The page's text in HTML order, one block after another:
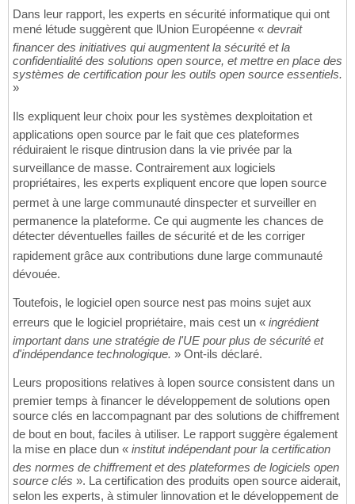
Dans leur rapport, les experts en sécurité informatique qui ont
mené létude suggèrent que lUnion Européenne « devrait
financer des initiatives qui augmentent la sécurité et la
confidentialité des solutions open source, et mettre en place des
systèmes de certification pour les outils open source essentiels.
»
Ils expliquent leur choix pour les systèmes dexploitation et
applications open source par le fait que ces plateformes
réduiraient le risque dintrusion dans la vie privée par la
surveillance de masse. Contrairement aux logiciels
propriétaires, les experts expliquent encore que lopen source
permet à une large communauté dinspecter et surveiller en
permanence la plateforme. Ce qui augmente les chances de
détecter déventuelles failles de sécurité et de les corriger
rapidement grâce aux contributions dune large communauté
dévouée.
Toutefois, le logiciel open source nest pas moins sujet aux
erreurs que le logiciel propriétaire, mais cest un « ingrédient
important dans une stratégie de l'UE pour plus de sécurité et
d'indépendance technologique. » Ont-ils déclaré.
Leurs propositions relatives à lopen source consistent dans un
premier temps à financer le développement de solutions open
source clés en laccompagnant par des solutions de chiffrement
de bout en bout, faciles à utiliser. Le rapport suggère également
la mise en place dun « institut indépendant pour la certification
des normes de chiffrement et des plateformes de logiciels open
source clés ». La certification des produits open source aiderait,
selon les experts, à stimuler linnovation et le développement de